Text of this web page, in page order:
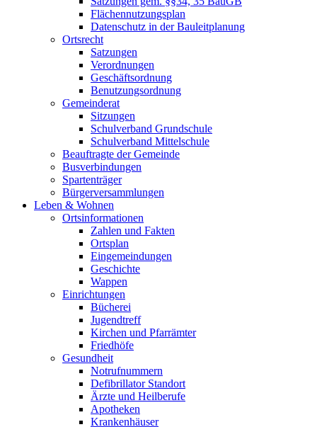
Flächennutzungsplan
Datenschutz in der Bauleitplanung
Ortsrecht
Satzungen
Verordnungen
Geschäftsordnung
Benutzungsordnung
Gemeinderat
Sitzungen
Schulverband Grundschule
Schulverband Mittelschule
Beauftragte der Gemeinde
Busverbindungen
Spartenträger
Bürgerversammlungen
Leben & Wohnen
Ortsinformationen
Zahlen und Fakten
Ortsplan
Eingemeindungen
Geschichte
Wappen
Einrichtungen
Bücherei
Jugendtreff
Kirchen und Pfarrämter
Friedhöfe
Gesundheit
Notrufnummern
Defibrillator Standort
Ärzte und Heilberufe
Apotheken
Krankenhäuser